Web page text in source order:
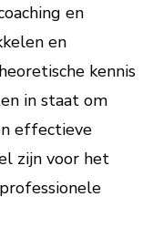
en
en
kennis
in staat om
effectieve
zijn voor het